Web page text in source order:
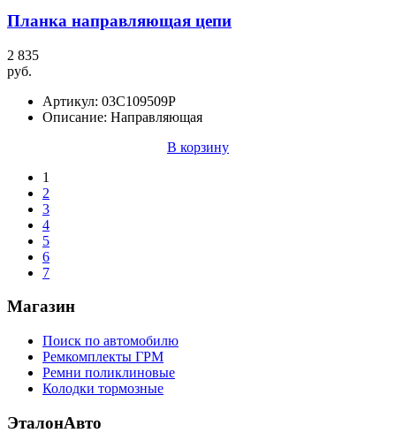
Планка направляющая цепи
2 835
руб.
Артикул: 03C109509P
Описание: Направляющая
В корзину
1
2
3
4
5
6
7
Магазин
Поиск по автомобилю
Ремкомплекты ГРМ
Ремни поликлиновые
Колодки тормозные
ЭталонАвто